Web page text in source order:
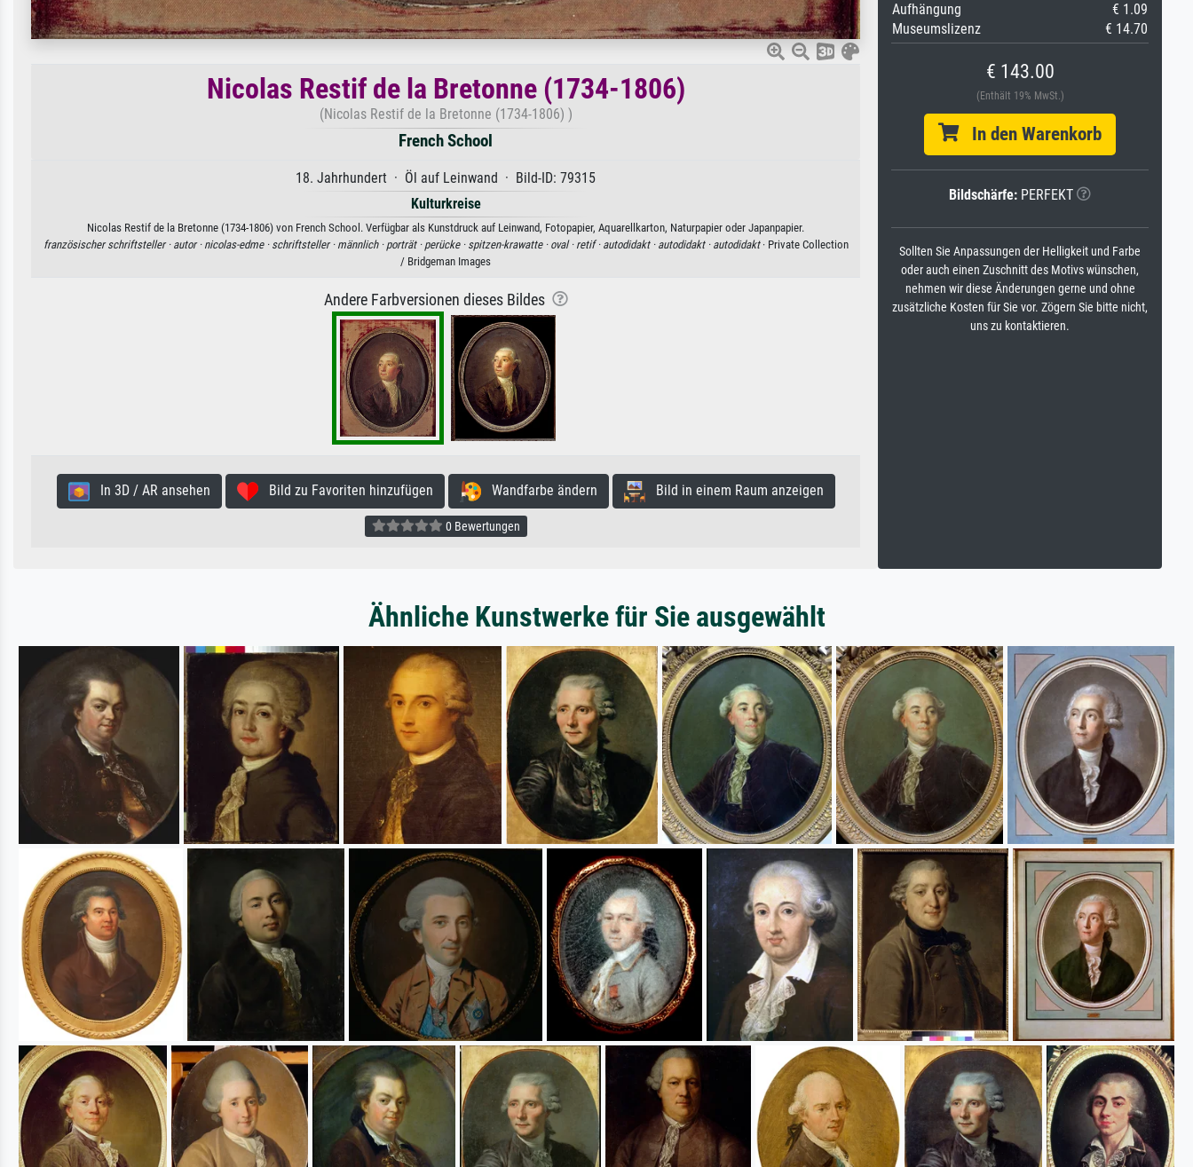
Nicolas Restif de la Bretonne (1734-1806)
(Nicolas Restif de la Bretonne (1734-1806) )
French School
18. Jahrhundert · Öl auf Leinwand · Bild-ID: 79315
Kulturkreise
Nicolas Restif de la Bretonne (1734-1806) von French School. Verfügbar als Kunstdruck auf Leinwand, Fotopapier, Aquarellkarton, Naturpapier oder Japanpapier.
französischer schriftsteller · autor · nicolas-edme · schriftsteller · männlich · porträt · perücke · spitzen-krawatte · oval · retif · autodidakt · autodidakt · autodidakt· Private Collection
/ Bridgeman Images
Andere Farbversionen dieses Bildes
In 3D / AR ansehen Bild zu Favoriten hinzufügen Wandfarbe ändern Bild in einem Raum anzeigen
0 Bewertungen
Aufhängung
€ 1.09
Museumslizenz
€ 14.70
€ 143.00
(Enthält 19% MwSt.)
In den Warenkorb
Bildschärfe: PERFEKT
Sollten Sie Anpassungen der Helligkeit und Farbe
oder auch einen Zuschnitt des Motivs wünschen,
nehmen wir diese Änderungen gerne und ohne
zusätzliche Kosten für Sie vor. Zögern Sie bitte nicht,
uns zu kontaktieren.
Ähnliche Kunstwerke für Sie ausgewählt